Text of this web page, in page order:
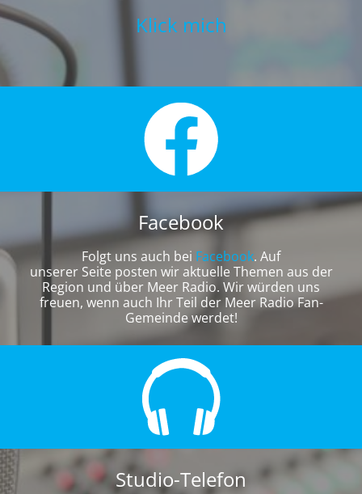
Klick mich
Facebook
Folgt uns auch bei Facebook. Auf
unserer Seite posten wir aktuelle Themen aus der
Region und über Meer Radio. Wir würden uns
freuen, wenn auch Ihr Teil der Meer Radio Fan-
Gemeinde werdet!
Studio-Telefon